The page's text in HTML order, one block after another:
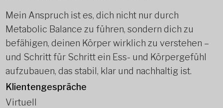
Mein Anspruch ist es, dich nicht nur durch
Metabolic Balance zu führen, sondern dich zu
befähigen, deinen Körper wirklich zu verstehen –
und Schritt für Schritt ein Ess- und Körpergefühl
aufzubauen, das stabil, klar und nachhaltig ist.
Klientengespräche
Virtuell